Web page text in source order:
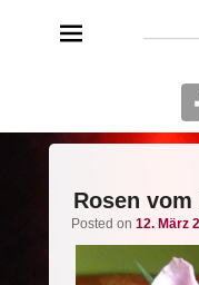
Freies
Rosen
Posted on 12. März